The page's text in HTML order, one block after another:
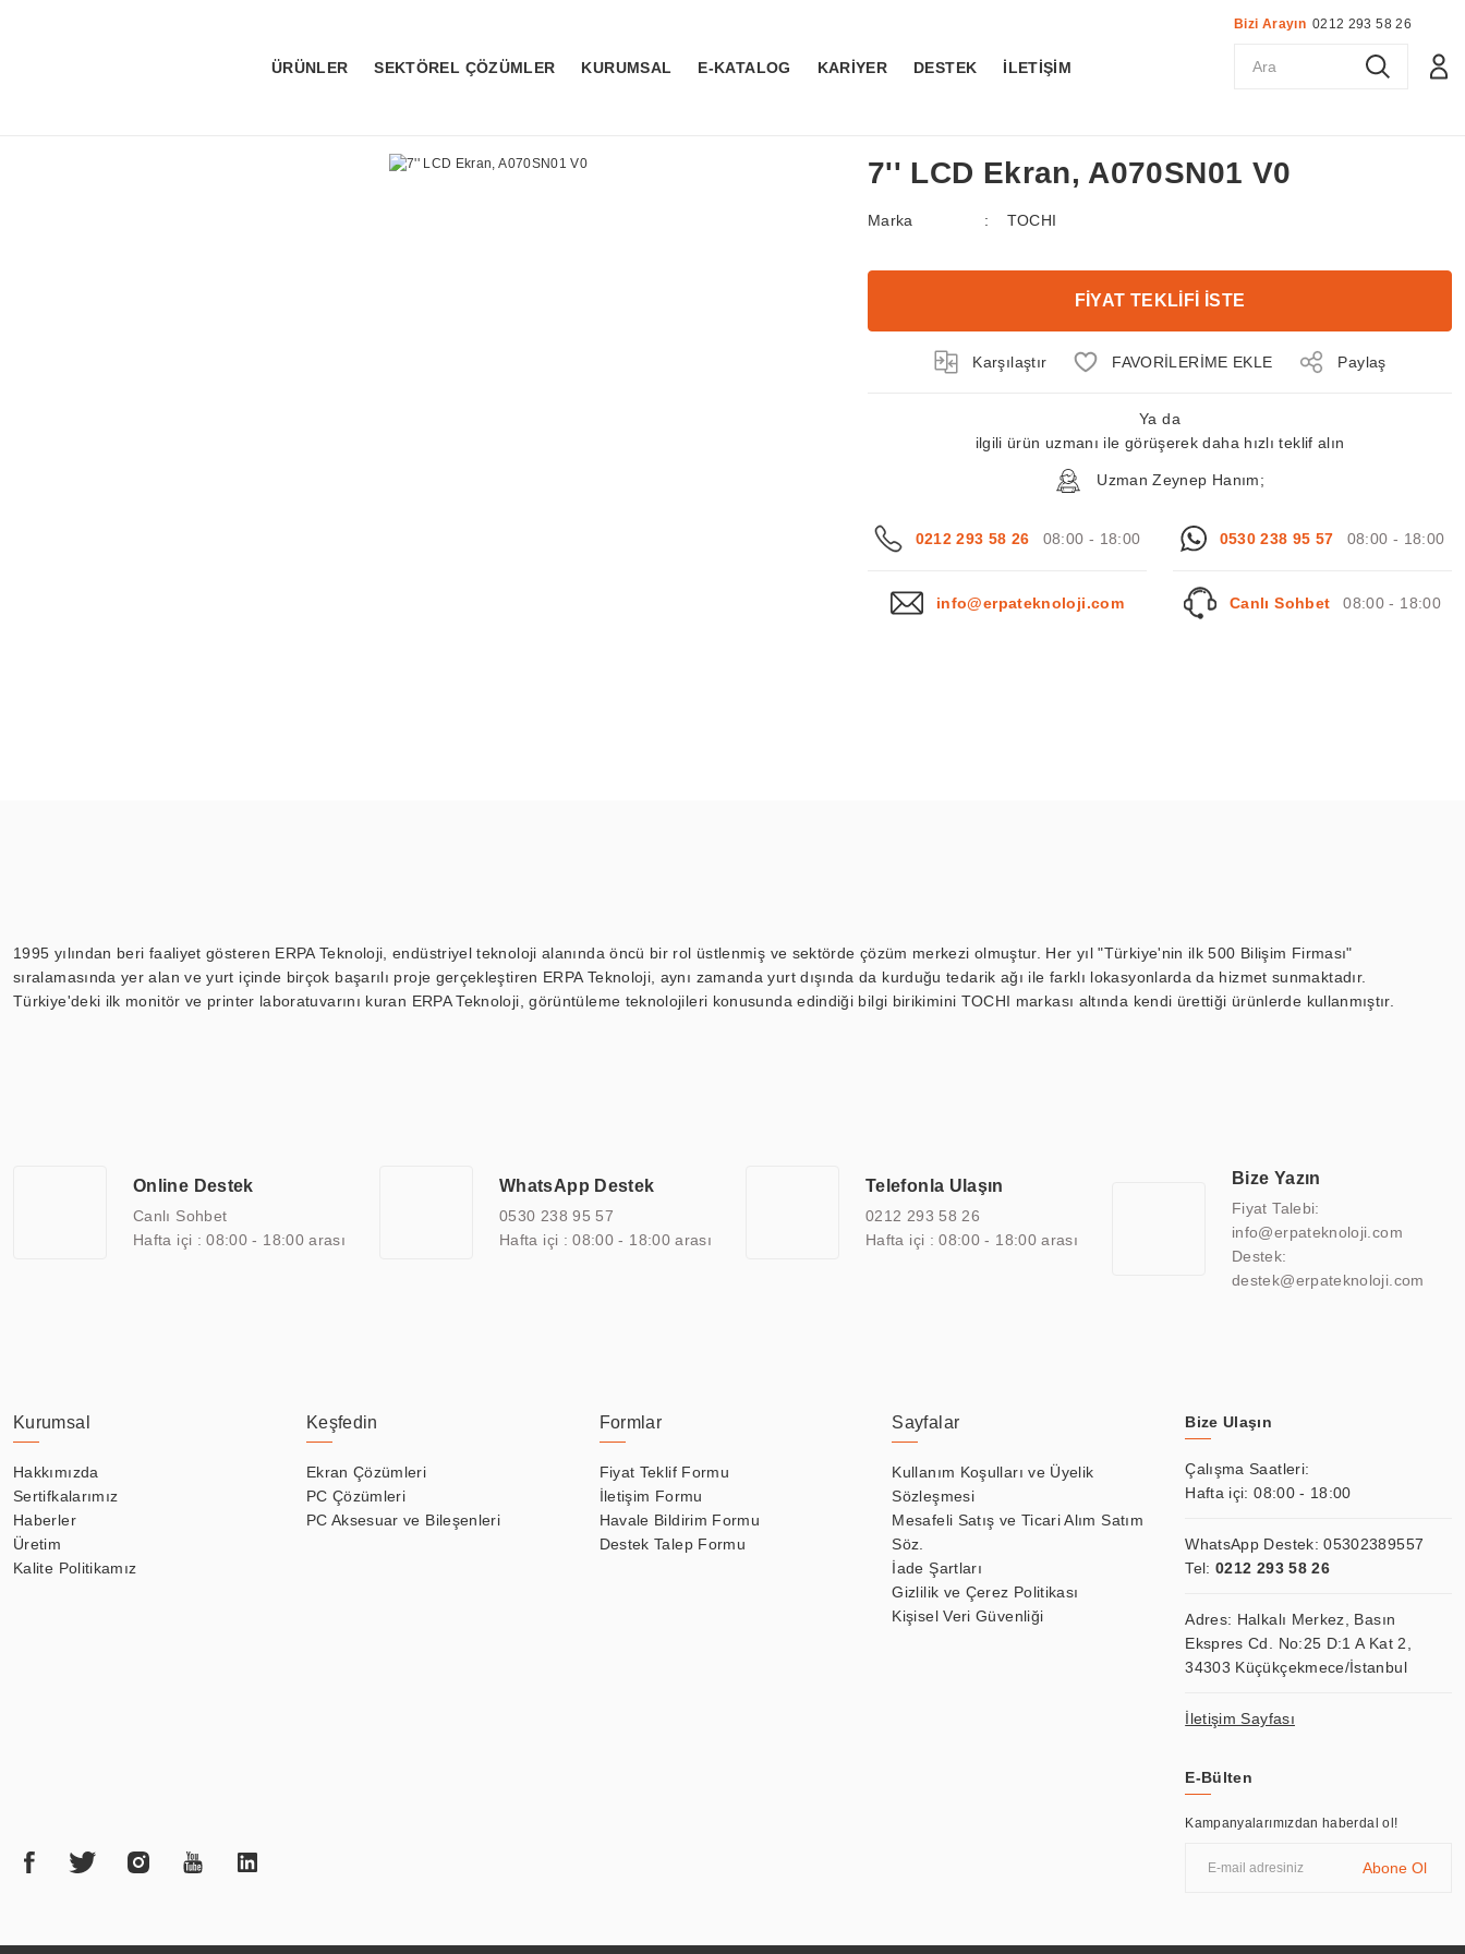
ÜRÜNLER SEKTÖREL ÇÖZÜMLER KURUMSAL E-KATALOG KARİYER DESTEK İLETİŞİM
Bizi Arayın 0212 293 58 26
7'' LCD Ekran, A070SN01 V0
Marka TOCHI
FİYAT TEKLİFİ İSTE
Karşılaştır Paylaş
Ya da
ilgili ürün uzmanı ile görüşerek daha hızlı teklif alın
Uzman Zeynep Hanım;
0212 293 58 26 08:00 - 18:00 0530 238 95 57 08:00 - 18:00
info@erpateknoloji.com Canlı Sohbet 08:00 - 18:00
1995 yılından beri faaliyet gösteren ERPA Teknoloji, endüstriyel teknoloji alanında öncü bir rol üstlenmiş ve sektörde çözüm merkezi olmuştur. Her yıl "Türkiye'nin ilk 500 Bilişim Firması"
sıralamasında yer alan ve yurt içinde birçok başarılı proje gerçekleştiren ERPA Teknoloji, aynı zamanda yurt dışında da kurduğu tedarik ağı ile farklı lokasyonlarda da hizmet sunmaktadır.
Türkiye'deki ilk monitör ve printer laboratuvarını kuran ERPA Teknoloji, görüntüleme teknolojileri konusunda edindiği bilgi birikimini TOCHI markası altında kendi ürettiği ürünlerde kullanmıştır.
arasında yer almaktadır. ERPA Teknoloji, uluslararası standartlarda kalite belgelerine ve sertifikalara sahip olup, etik değerlere bağlı bir şekilde hareket etmektedir. Kaliteli ekipmanı, uzman kadroları,
yılların getirdiği bilgi ve tecrübe ile birleştiren ERPA Teknoloji, özel çözümleri ile iş ortaklarının öne çıkmasına ve sürekli gelişimine katkı sağlamaktadır.
Online Destek
Canlı Sohbet
Hafta içi : 08:00 - 18:00 arası
WhatsApp Destek
0530 238 95 57
Hafta içi : 08:00 - 18:00 arası
Telefonla Ulaşın
0212 293 58 26
Hafta içi : 08:00 - 18:00 arası
Bize Yazın
Fiyat Talebi:
info@erpateknoloji.com
Destek:
destek@erpateknoloji.com
Kurumsal
Hakkımızda
Sertifkalarımız
Haberler
Üretim
Kalite Politikamız
Keşfedin
Ekran Çözümleri
PC Çözümleri
PC Aksesuar ve Bileşenleri
Formlar
Fiyat Teklif Formu
İletişim Formu
Havale Bildirim Formu
Destek Talep Formu
Sayfalar
Kullanım Koşulları ve Üyelik
Sözleşmesi
Mesafeli Satış ve Ticari Alım Satım
Söz.
İade Şartları
Gizlilik ve Çerez Politikası
Kişisel Veri Güvenliği
Bize Ulaşın
Çalışma Saatleri:
Hafta içi: 08:00 - 18:00
WhatsApp Destek:05302389557
Tel: 0212 293 58 26
Adres: Halkalı Merkez, Basın
Ekspres Cd. No:25 D:1 A Kat 2,
34303 Küçükçekmece/İstanbul
İletişim Sayfası
E-Bülten
Kampanyalarımızdan haberdal ol!
Abone Ol